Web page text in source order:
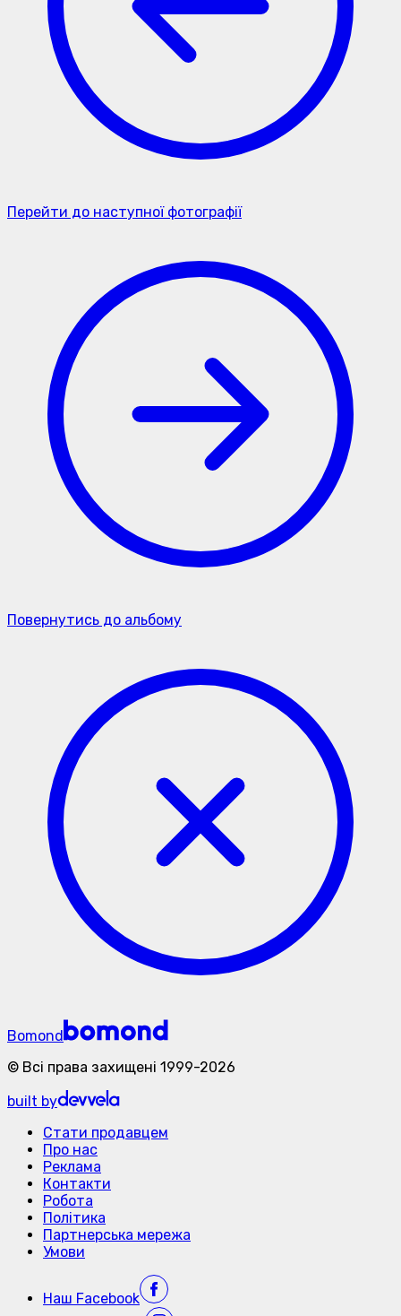
Перейти до наступної фотографії
Повернутись до альбому
Bomond
© Всі права захищені 1999-2026
built by
Стати продавцем
Про нас
Реклама
Контакти
Робота
Політика
Партнерська мережа
Умови
Наш Facebook